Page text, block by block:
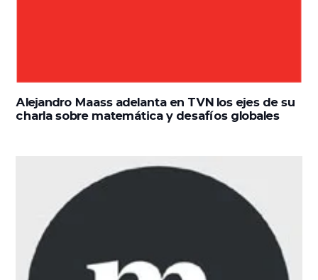
Alejandro Maass adelanta en TVN los ejes de su
charla sobre matemática y desafíos globales